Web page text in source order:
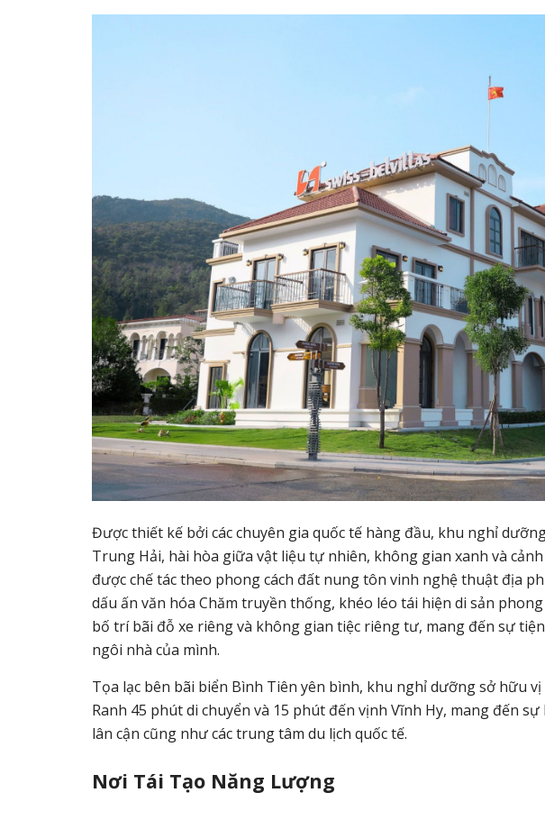
Được thiết kế bởi các chuyên gia quốc tế hàng đầu, khu nghỉ
Trung Hải, hài hòa giữa vật liệu tự nhiên, không gian xanh và
được chế tác theo phong cách đất nung tôn vinh nghệ thuật địa
dấu ấn văn hóa Chăm truyền thống, khéo léo tái hiện di sản
bố trí bãi đỗ xe riêng và không gian tiệc riêng tư, mang đến sự
ngôi nhà của mình.
Tọa lạc bên bãi biển Bình Tiên yên bình, khu nghỉ dưỡng sở hữu
Ranh 45 phút di chuyển và 15 phút đến vịnh Vĩnh Hy, mang đến
lân cận cũng như các trung tâm du lịch quốc tế.
Nơi Tái Tạo Năng Lượng